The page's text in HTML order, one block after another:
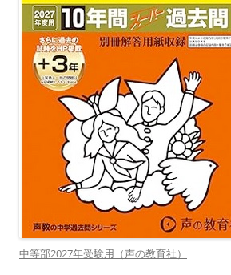
中等部2027年受験用（声の教育社）